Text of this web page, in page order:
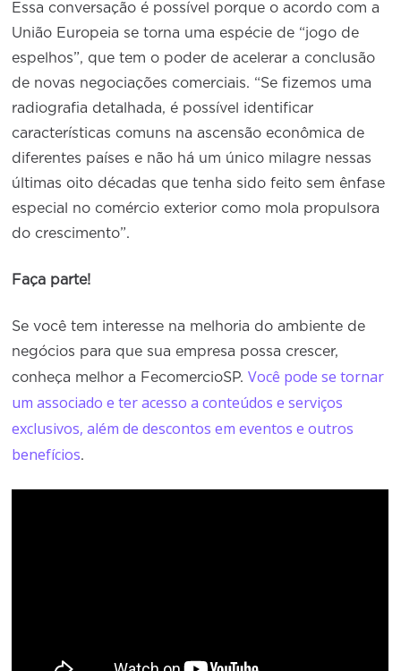
Essa conversação é possível porque o acordo com a
União Europeia se torna uma espécie de “jogo de
espelhos”, que tem o poder de acelerar a conclusão
de novas negociações comerciais. “Se fizemos uma
radiografia detalhada, é possível identificar
características comuns na ascensão econômica de
diferentes países e não há um único milagre nessas
últimas oito décadas que tenha sido feito sem ênfase
especial no comércio exterior como mola propulsora
do crescimento”.
Faça parte!
Se você tem interesse na melhoria do ambiente de
negócios para que sua empresa possa crescer,
conheça melhor a FecomercioSP.Você pode se tornar
um associado e ter acesso a conteúdos e serviços
exclusivos, além de descontos em eventos e outros
benefícios.